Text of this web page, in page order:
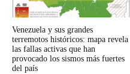
Venezuela y sus grandes
terremotos históricos: mapa revela
las fallas activas que han
provocado los sismos más fuertes
del país